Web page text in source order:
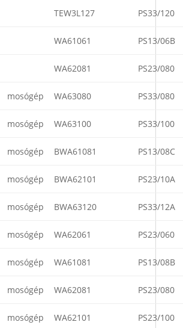
TEW3L127 PS33/120
WA61061 PS13/06B
WA62081 PS23/080
mosógép WA63080 PS33/080
mosógép WA63100 PS33/100
mosógép BWA61081 PS13/08C
mosógép BWA62101 PS23/10A
mosógép BWA63120 PS33/12A
mosógép WA62061 PS23/060
mosógép WA61081 PS13/08B
mosógép WA62081 PS23/080
mosógép WA62101 PS23/100